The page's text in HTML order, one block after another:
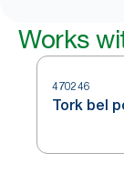
Works
470246
Tork bel